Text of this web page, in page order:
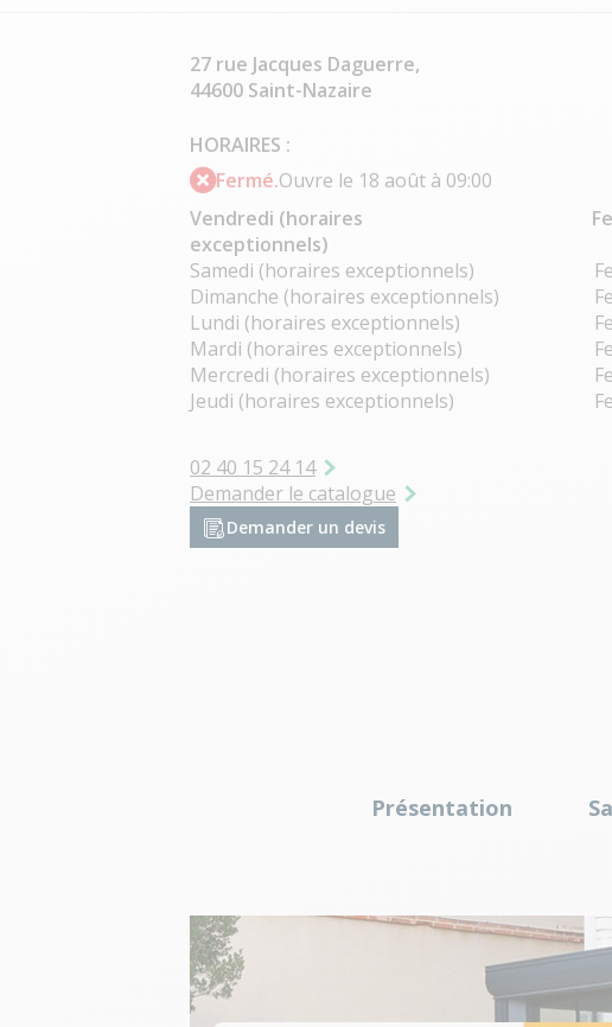
27 rue Jacques Daguerre,
44600 Saint-Nazaire
HORAIRES :
Fermé.Ouvre le 18 août à 09:00
Vendredi (horaires
exceptionnels)
Samedi (horaires exceptionnels)
Dimanche (horaires exceptionnels)
Lundi (horaires exceptionnels)
Mardi (horaires exceptionnels)
Mercredi (horaires exceptionnels)
Jeudi (horaires exceptionnels)
02 40 15 24 14
Demander le catalogue
Demander un devis
Présentation